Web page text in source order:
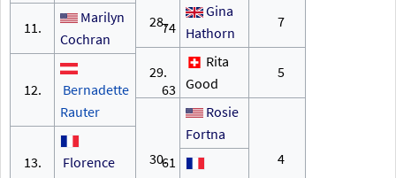
11.
Marilyn
Cochran
74
12.
Bernadette
Rauter
63
13.
Florence
61
28.
Gina
Hathorn
7
29.
Rita
Good
5
30.
Rosie
Fortna
4